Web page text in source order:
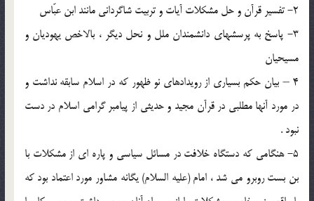
2- تفسير قرآن و حل مشكلات آيات و تربيت شاگرداني مانند ابن عبّاس
3- پاسخ به پرسشهاي دانشمندان ملل و نحل ديگر ، بالاخص يهوديان و
مسيحيان
4 – بيان حكم بسياري از رويدادهاي نو ظهور كه در اسلام سابقه نداشت و
در مورد آنها مطلبی در قرآن مجيد و حديثي از پيامبر گرامي اسلام در دست
نبود .
5- هنگامي كه دستگاه خلافت در مسائل سياسي و پاره اي از مشكلات با
بن بست روبرو مي شد ، امام (علیه السلام) يگانه مشاور مورد اعتماد بود كه